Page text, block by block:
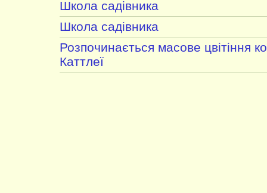
Школа садівника
Школа садівника
Розпочинається масове цвітіння
Каттлеї